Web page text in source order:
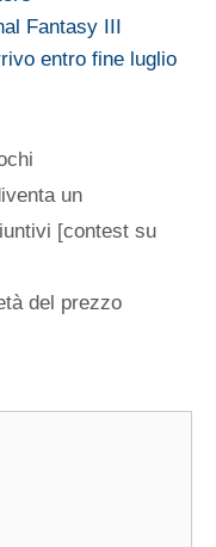
Fantasy III
entro fine luglio
un
[contest su
del prezzo